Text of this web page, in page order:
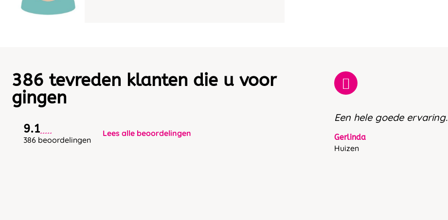
386 tevreden klanten die u voor
gingen
9.1
386 beoordelingen
Lees alle beoordelingen
Een hele goede ervaring.
Gerlinda
Huizen